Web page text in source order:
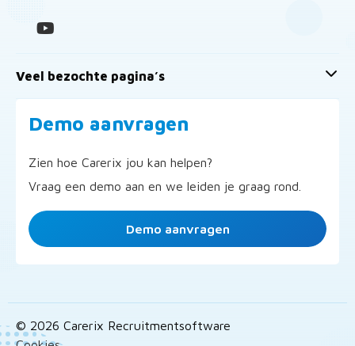
Veel bezochte pagina’s
Demo aanvragen
Zien hoe Carerix jou kan helpen?
Vraag een demo aan en we leiden je graag rond.
Demo aanvragen
© 2026 Carerix Recruitmentsoftware